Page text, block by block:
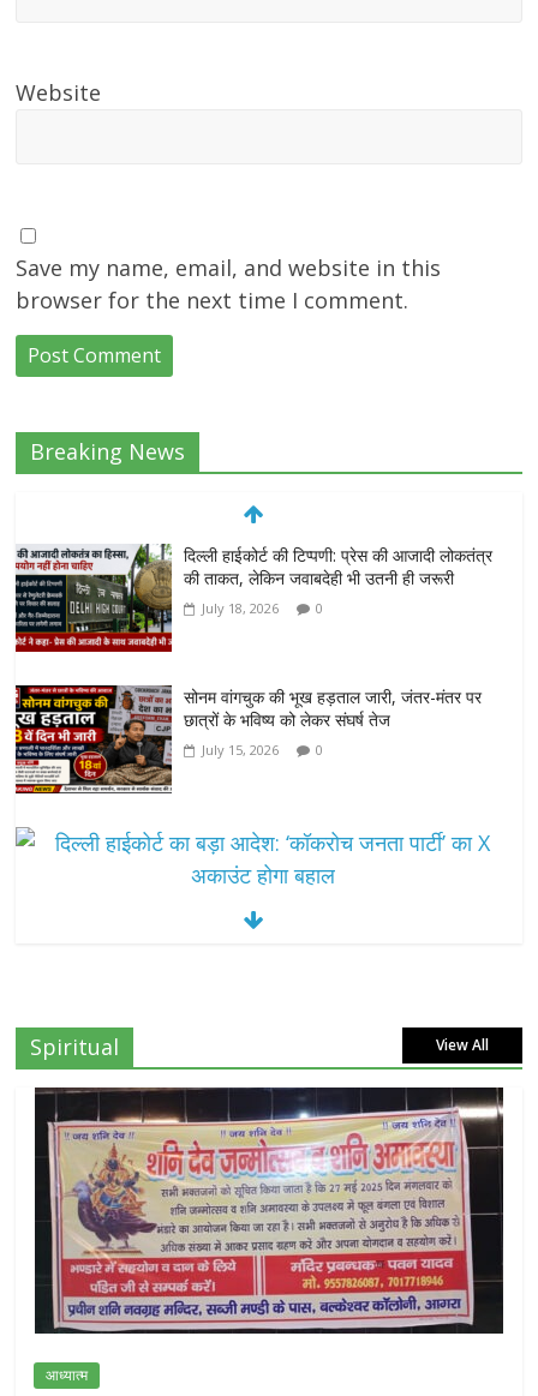
Website
Save my name, email, and website in this
browser for the next time I comment.
Breaking News
दिल्ली हाईकोर्ट की टिप्पणी: प्रेस की आजादी लोकतंत्र
की ताकत, लेकिन जवाबदेही भी उतनी ही जरूरी
July 18, 2026 0
सोनम वांगचुक की भूख हड़ताल जारी, जंतर-मंतर पर
छात्रों के भविष्य को लेकर संघर्ष तेज
July 15, 2026 0
दिल्ली हाईकोर्ट का बड़ा आदेश: ‘कॉकरोच जनता पार्टी’ का X अकाउंट होगा बहाल
July 7, 2026 0
NEET-UG प्रदर्शन मामले में दिल्ली सरकार का बड़ा
फैसला, 13 FIR मामलों में प्रदर्शनकारियों को राहत
July 31, 2026 0
राम जन्मभूमि ट्रस्ट पर भ्रष्टाचार के आरोप: विपक्ष ने
प्रधानमंत्री को लिखा संयुक्त पत्र, स्वतंत्र जांच की
मांग
Spiritual View All
आध्यात्म